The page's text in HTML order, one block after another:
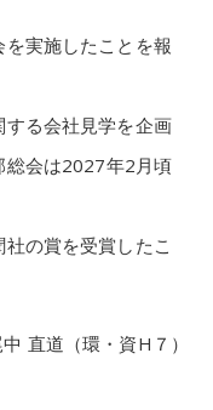
を実施したことを報
する会社見学を企画
総会は2027年2月頃
の賞を受賞したこ
中 直道（環・資H７）